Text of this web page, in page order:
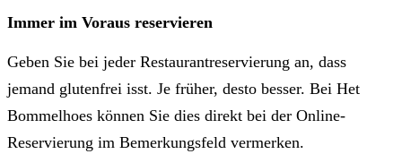
Immer im Voraus reservieren
Geben Sie bei jeder Restaurantreservierung an, dass
jemand glutenfrei isst. Je früher, desto besser. Bei Het
Bommelhoes können Sie dies direkt bei der Online-
Reservierung im Bemerkungsfeld vermerken.